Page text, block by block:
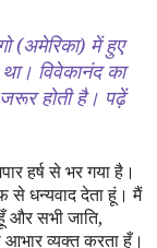
(अमेरिका) में हुए
विवेकानंद का
होती है। पढ़ें
हर्ष से भर गया है।
से धन्यवाद देता हूं। मैं
और सभी जाति,
व्यक्त करता हूँ।